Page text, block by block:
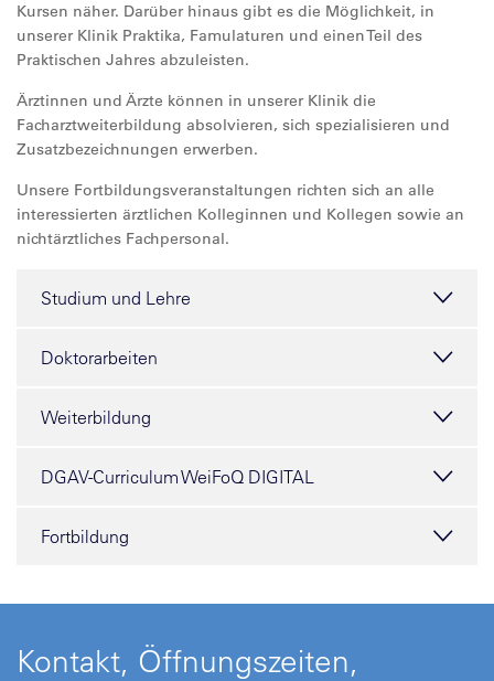
Kursen näher. Darüber hinaus gibt es die Möglichkeit, in
unserer Klinik Praktika, Famulaturen und einen Teil des
Praktischen Jahres abzuleisten.
Ärztinnen und Ärzte können in unserer Klinik die
Facharztweiterbildung absolvieren, sich spezialisieren und
Zusatzbezeichnungen erwerben.
Unsere Fortbildungsveranstaltungen richten sich an alle
interessierten ärztlichen Kolleginnen und Kollegen sowie an
nichtärztliches Fachpersonal.
Studium und Lehre
Doktorarbeiten
Weiterbildung
DGAV-Curriculum WeiFoQ DIGITAL
Fortbildung
Kontakt, Öffnungszeiten,